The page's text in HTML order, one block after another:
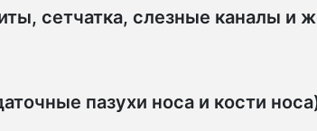
сетчатка, слезные каналы и
пазухи носа и кости